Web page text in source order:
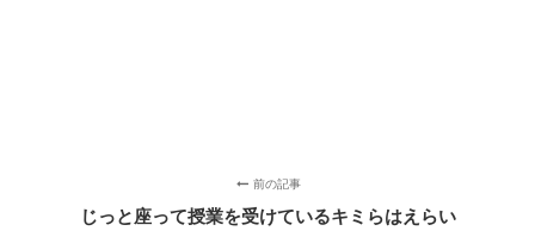
前の記事
じっと座って授業を受けているキミらはえらい